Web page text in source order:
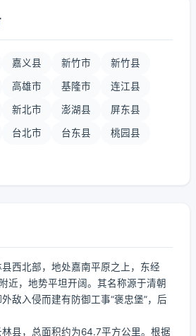
嘉义县 新竹市 新竹县
高雄市 基隆市 连江县
新北市 澎湖县 屏东县
台北市 台东县 桃园县
西北部，地处嘉南平原之上，东经
近，地势平坦开阔。其名称源于清朝
敌入侵而建有防御工事“褒忠堡”，后
县，总面积约为64.7平方公里。根据